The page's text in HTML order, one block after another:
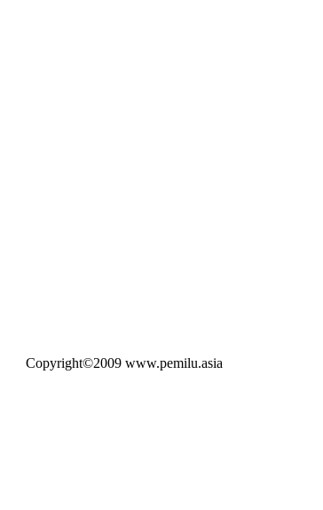
Copyright©2009 www.pemilu.asia